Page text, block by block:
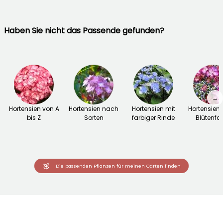
Haben Sie nicht das Passende gefunden?
Hortensien von A
bis Z
Hortensien nach
Sorten
Hortensien mit
farbiger Rinde
Hortensien
→
Die passenden Pflanzen für meinen Garten finden